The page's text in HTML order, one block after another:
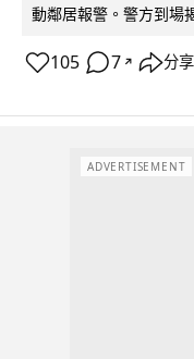
動鄰居報警。警方到場
105 7 ↗ 分享
ADVERTISEMENT